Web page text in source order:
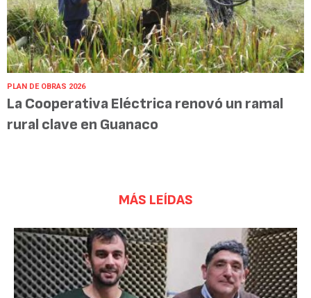
PLAN DE OBRAS 2026
La Cooperativa Eléctrica renovó un ramal
rural clave en Guanaco
MÁS LEÍDAS